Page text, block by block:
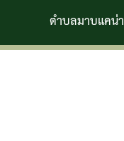
าพชีวิตและสิ่งแวดล้อม